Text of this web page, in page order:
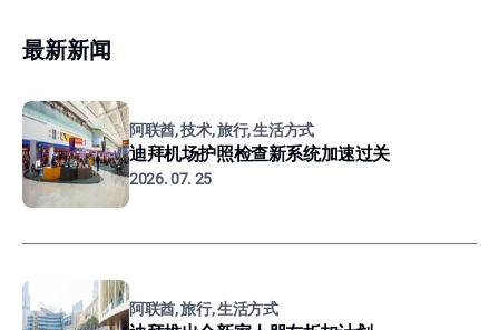
最新新闻
阿联酋, 技术, 旅行, 生活方式
迪拜机场护照检查新系统加速过关
2026. 07. 25
阿联酋, 旅行, 生活方式